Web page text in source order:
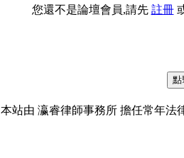
您還不是論壇會員,請先 註冊
本站由 瀛睿律師事務所 擔任常年法